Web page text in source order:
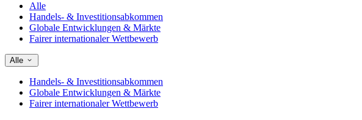
Alle
Handels- & Investitionsabkommen
Globale Entwicklungen & Märkte
Fairer internationaler Wettbewerb
Alle
Handels- & Investitionsabkommen
Globale Entwicklungen & Märkte
Fairer internationaler Wettbewerb